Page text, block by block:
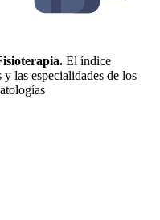
El índice
las especialidades de los